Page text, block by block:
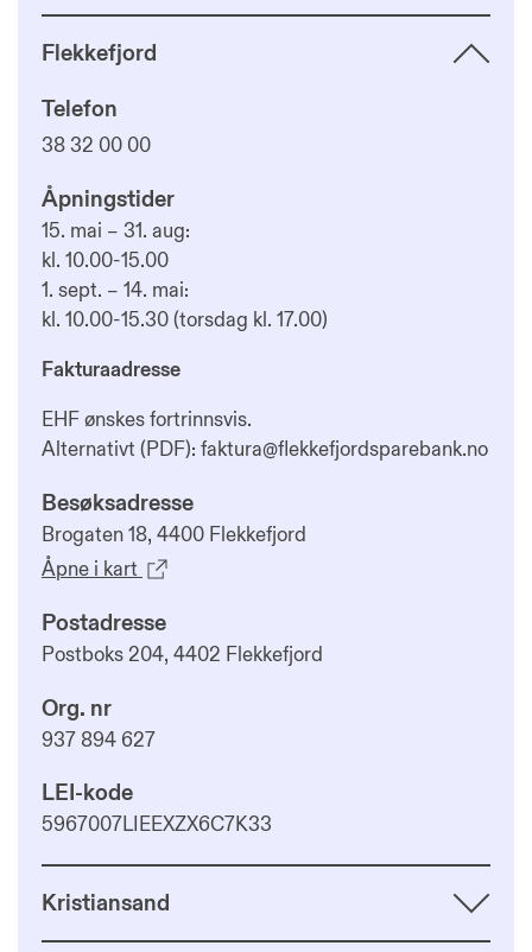
Flekkefjord
Telefon
38 32 00 00
Åpningstider
15. mai – 31. aug:
kl. 10.00-15.00
1. sept. – 14. mai:
kl. 10.00-15.30 (torsdag kl. 17.00)
Fakturaadresse
EHF ønskes fortrinnsvis.
Alternativt (PDF): faktura@flekkefjordsparebank.no
Besøksadresse
Brogaten 18, 4400 Flekkefjord
Åpne i kart
Postadresse
Postboks 204, 4402 Flekkefjord
Org. nr
937 894 627
LEI-kode
5967007LIEEXZX6C7K33
Kristiansand